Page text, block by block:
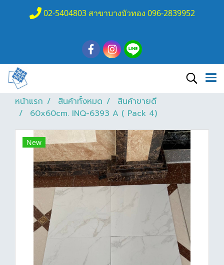
02-5404803 สาขาบางบัวทอง 096-2839952
หน้าแรก สินค้าทั้งหมด
สินค้าขายดี
60x60cm. INQ-6393 A ( Pack 4)
New